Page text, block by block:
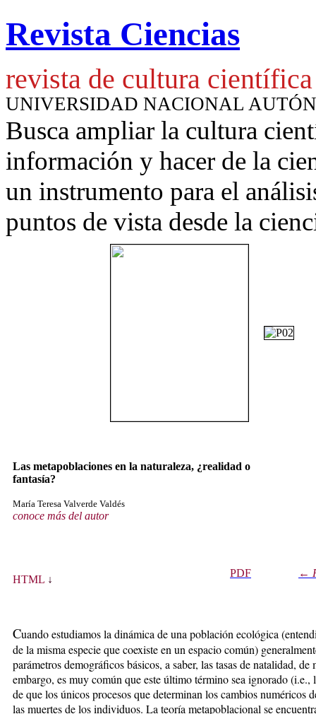
Revista Ciencias
revista de cultura científica
UNIVERSIDAD NACIONAL
Busca ampliar la cultura
información y hacer de la
un instrumento para el
puntos de vista desde la
Las metapoblaciones en la naturaleza, ¿realidad o
fantasía?
María Teresa Valverde Valdés
conoce más del autor
HTML ↓
PDF ←
Cuando estudiamos la dinámica de una población ecológica
de la misma especie que coexiste en un espacio común)
parámetros demográficos básicos, a saber, las tasas de natalidad,
embargo, es muy común que este último término sea ignorado (i.e.,
de que los únicos procesos que determinan los cambios numéricos
las muertes de los individuos. La teoría metapoblacional se